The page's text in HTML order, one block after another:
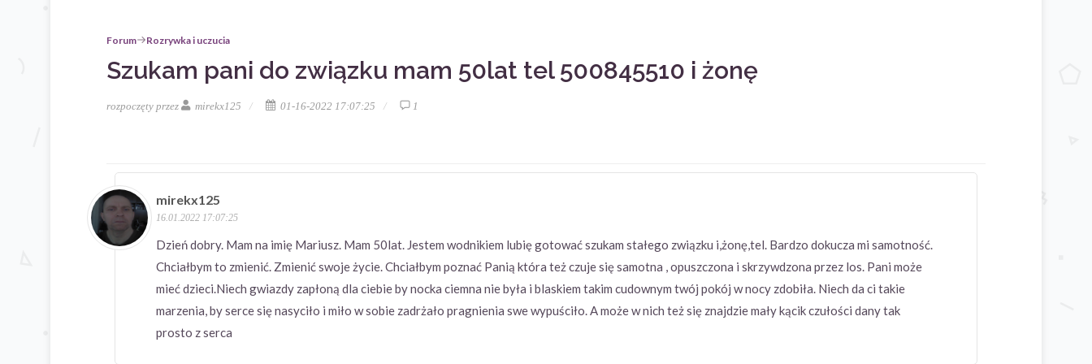
Forum Rozrywka i uczucia
Szukam pani do związku mam 50lat tel 500845510 i żonę
rozpoczęty przez mirekx125 01-16-2022 17:07:25 1
mirekx125
16.01.2022 17:07:25
Dzień dobry. Mam na imię Mariusz. Mam 50lat. Jestem wodnikiem lubię gotować szukam stałego związku i,żonę,tel. Bardzo dokucza mi samotność.
Chciałbym to zmienić. Zmienić swoje życie. Chciałbym poznać Panią która też czuje się samotna , opuszczona i skrzywdzona przez los. Pani może
mieć dzieci.Niech gwiazdy zapłoną dla ciebie by nocka ciemna nie była i blaskiem takim cudownym twój pokój w nocy zdobiła. Niech da ci takie
marzenia, by serce się nasyciło i miło w sobie zadrżało pragnienia swe wypuściło. A może w nich też się znajdzie mały kącik czułości dany tak
prosto z serca